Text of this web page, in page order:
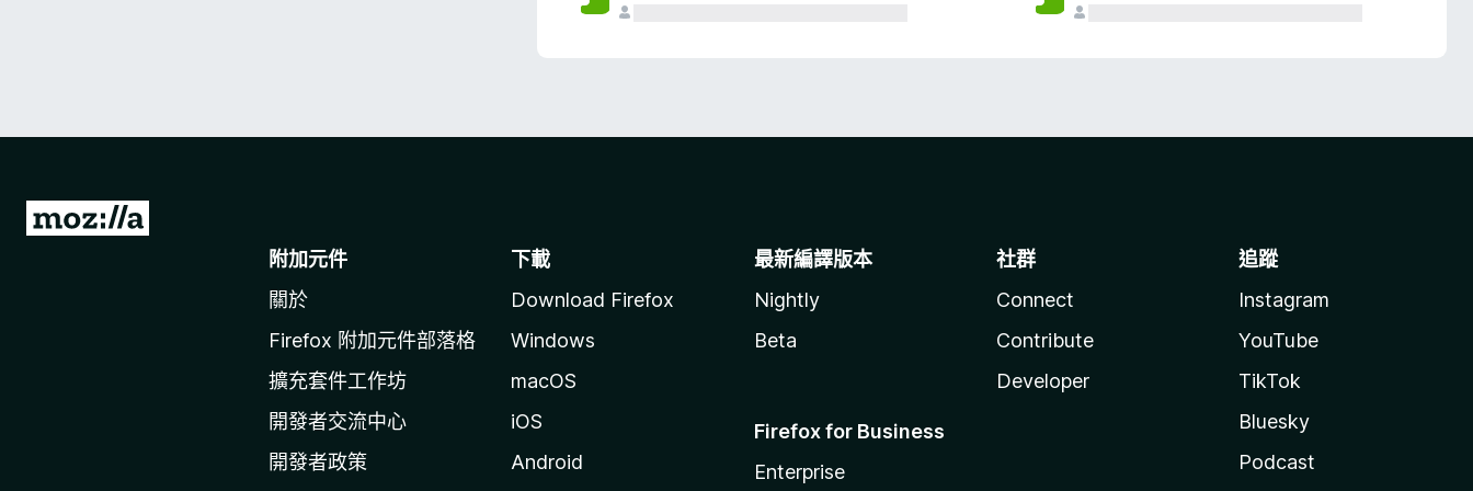
前
附加元件
關於
Firefox 附加元件部落格
擴充套件工作坊
開發者交流中心
開發者政策
下載
Download Firefox
Windows
macOS
iOS
Android
最新編譯版本
Nightly
Beta
Firefox for Business
Enterprise
社群
Connect
Contribute
Developer
追蹤
Instagram
YouTube
TikTok
Bluesky
Podcast